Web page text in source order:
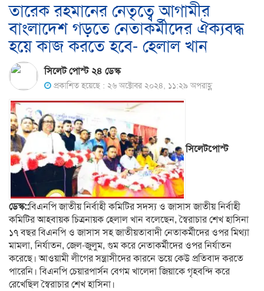
তারেক রহমানের নেতৃত্বে আগামীর
বাংলাদেশ গড়তে নেতাকর্মীদের ঐক্যবদ্ধ
হয়ে কাজ করতে হবে- হেলাল খান
সিলেট পোস্ট ২৪ ডেস্ক
প্রকাশিত হয়েছে : ২৬ অক্টোবর ২০২৪, ১১:২৯ অপরাহ্ণ
সিলেটপোস্ট
ডেস্ক::বিএনপি জাতীয় নির্বাহী কমিটির সদস্য ও জাসাস জাতীয় নির্বাহী
কমিটির আহবায়ক চিত্রনায়ক হেলাল খান বলেছেন, স্বৈরাচার শেখ হাসিনা
১৭ বছর বিএনপি ও জাসাস সহ জাতীয়তাবাদী নেতাকর্মীদের ওপর মিথ্যা
মামলা, নির্যাতন, জেল-জুলুম, গুম করে নেতাকর্মীদের ওপর নির্যাতন
করেছে। আওয়ামী লীগের সন্ত্রাসীদের কারনে ভয়ে কেউ প্রতিবাদ করতে
পারেনি। বিএনপি চেয়ারপার্সন বেগম খালেদা জিয়াকে গৃহবন্দি করে
রেখেছিল স্বৈরাচার শেখ হাসিনা।